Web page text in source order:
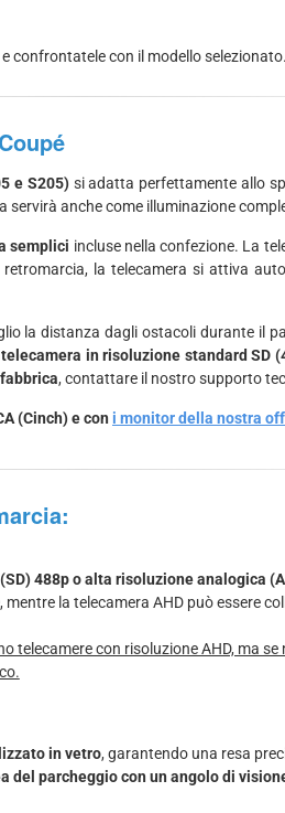
confrontatele con il modello selezionato.
e S205)si adatta perfettamente allo
servirà anche come illuminazione
semplici incluse nella confezione. La
la telecamera si attiva
la distanza dagli ostacoli durante il
in risoluzione standard SD
, contattare il nostro supporto
(Cinch) e con i monitor della nostra
488p o alta risoluzione analogica
la telecamera AHD può essere
con risoluzione AHD, ma se
in vetro, garantendo una resa
del parcheggio con un angolo di